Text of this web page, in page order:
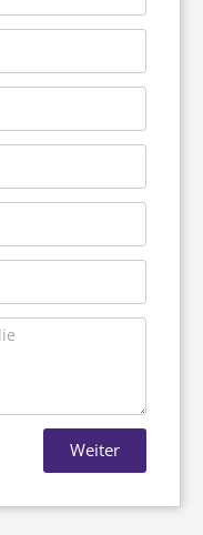
Weiter